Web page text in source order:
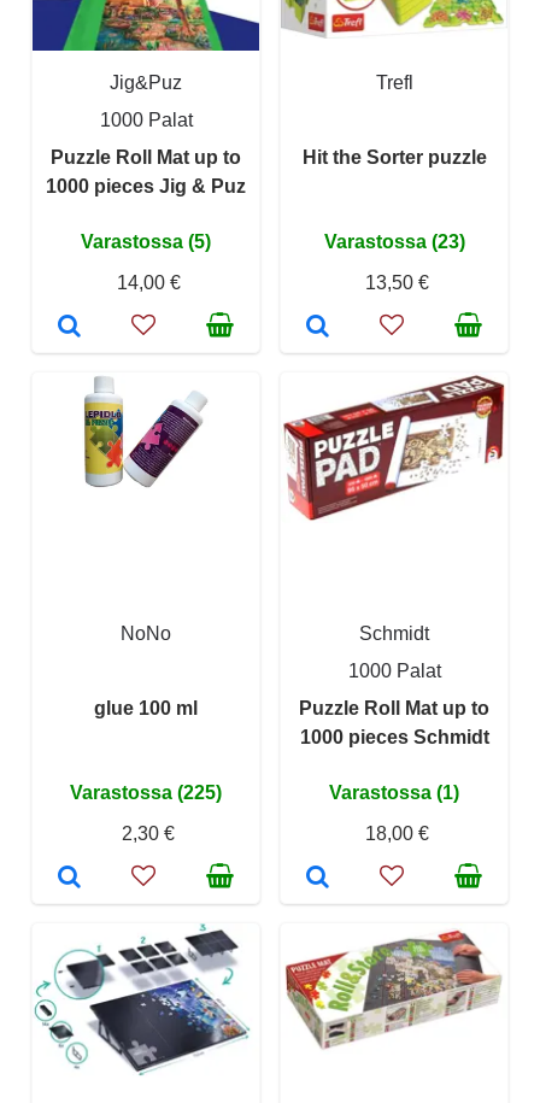
Jig&Puz
1000 Palat
Puzzle Roll Mat up to
1000 pieces Jig & Puz
Varastossa (5)
14,00 €
Trefl
Hit the Sorter puzzle
Varastossa (23)
13,50 €
NoNo
glue 100 ml
Varastossa (225)
2,30 €
Schmidt
1000 Palat
Puzzle Roll Mat up to
1000 pieces Schmidt
Varastossa (1)
18,00 €